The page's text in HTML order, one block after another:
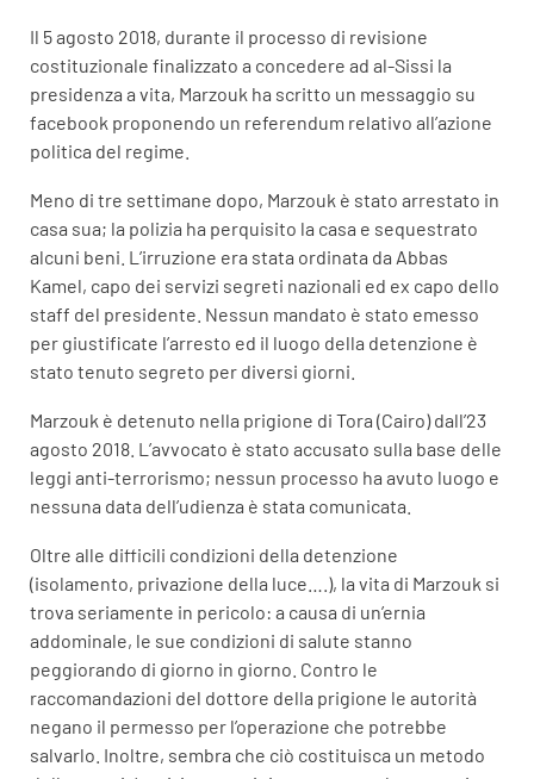
Il 5 agosto 2018, durante il processo di revisione
costituzionale finalizzato a concedere ad al-Sissi la
presidenza a vita, Marzouk ha scritto un messaggio su
facebook proponendo un referendum relativo all’azione
politica del regime.
Meno di tre settimane dopo, Marzouk è stato arrestato in
casa sua; la polizia ha perquisito la casa e sequestrato
alcuni beni. L’irruzione era stata ordinata da Abbas
Kamel, capo dei servizi segreti nazionali ed ex capo dello
staff del presidente. Nessun mandato è stato emesso
per giustificate l’arresto ed il luogo della detenzione è
stato tenuto segreto per diversi giorni.
Marzouk è detenuto nella prigione di Tora (Cairo) dall’23
agosto 2018. L’avvocato è stato accusato sulla base delle
leggi anti-terrorismo; nessun processo ha avuto luogo e
nessuna data dell’udienza è stata comunicata.
Oltre alle difficili condizioni della detenzione
(isolamento, privazione della luce….), la vita di Marzouk si
trova seriamente in pericolo: a causa di un’ernia
addominale, le sue condizioni di salute stanno
peggiorando di giorno in giorno. Contro le
raccomandazioni del dottore della prigione le autorità
negano il permesso per l’operazione che potrebbe
salvarlo. Inoltre, sembra che ciò costituisca un metodo